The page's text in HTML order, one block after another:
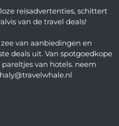
reisadvertenties, schittert
van de travel deals!
van aanbiedingen en
deals uit. Van spotgoedkope
van hotels. neem